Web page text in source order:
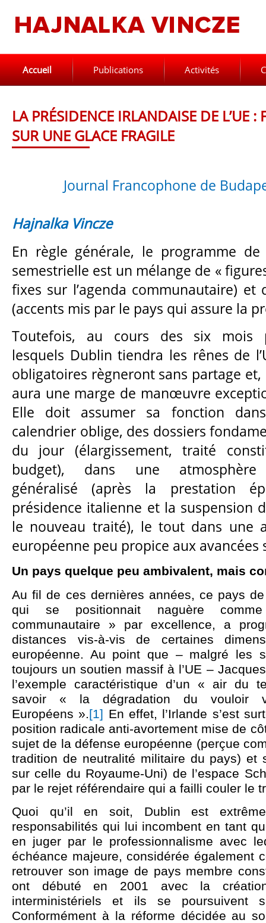
Accueil Publications Activités
LA PRÉSIDENCE IRLANDAISE DE L’UE :
SUR UNE GLACE FRAGILE
Journal Francophone de
Hajnalka Vincze
En règle générale, le programme de
semestrielle est un mélange de «
fixes sur l’agenda communautaire) et
(accents mis par le pays qui assure la
Toutefois, au cours des six mois
lesquels Dublin tiendra les rênes de
obligatoires règneront sans partage et,
aura une marge de manœuvre
Elle doit assumer sa fonction
calendrier oblige, des dossiers
du jour (élargissement, traité
budget), dans une atmosphère
généralisé (après la prestation
présidence italienne et la suspension
le nouveau traité), le tout dans une
européenne peu propice aux avancées
Un pays quelque peu ambivalent, mais
Au fil de ces dernières années, ce pays
qui se positionnait naguère
communautaire » par excellence, a
distances vis-à-vis de certaines
européenne. Au point que – malgré les
toujours un soutien massif à l’UE –
l’exemple caractéristique d’un « air du
savoir « la dégradation du vouloir
Européens ».[1] En effet, l’Irlande s’est
position radicale anti-avortement mise de
sujet de la défense européenne (perçue
tradition de neutralité militaire du pays) et
sur celle du Royaume-Uni) de l’espace
par le rejet référendaire qui a failli couler le
Quoi qu’il en soit, Dublin est
responsabilités qui lui incombent en tant
en juger par le professionnalisme avec
échéance majeure, considérée également
retrouver son image de pays membre
ont débuté en 2001 avec la
interministériels et ils se poursuivent
Conformément à la réforme décidée au